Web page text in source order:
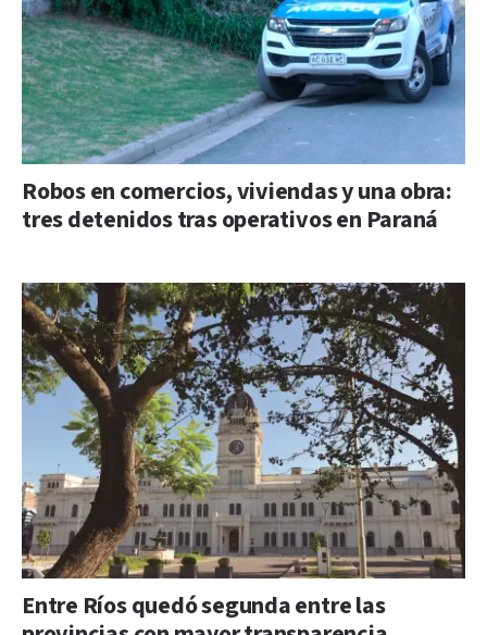
Robos en comercios, viviendas y una obra:
tres detenidos tras operativos en Paraná
Entre Ríos quedó segunda entre las